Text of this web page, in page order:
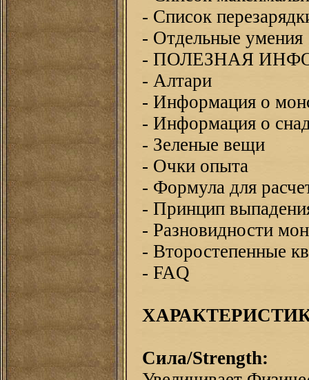
- Список
- Отдельные умения
- ПОЛЕЗНАЯ
- Алтари
- Информация о
- Информация о
- Зеленые вещи
- Очки опыта
- Формула для
- Принцип
- Разновидности
- Второстепенные
- FAQ
Сила/Strength: